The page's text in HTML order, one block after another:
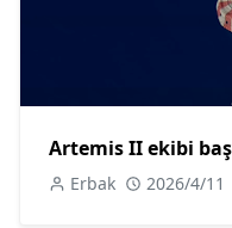
Artemis II ekibi
Erbak 2026/4/11